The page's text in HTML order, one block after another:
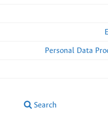
Personal Data
Search